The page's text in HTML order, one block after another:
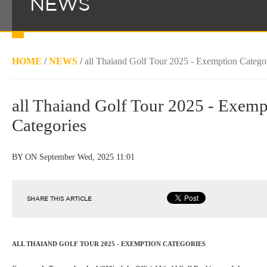
HOME /NEWS /all Thaiand Golf Tour 2025 - Exemption
all Thaiand Golf Tour 2025 -
Categories
BYON September Wed, 2025 11:01
SHARE THIS ARTICLE
ALL THAIAND GOLF TOUR 2025 - EXEMPTION CATEGORIES